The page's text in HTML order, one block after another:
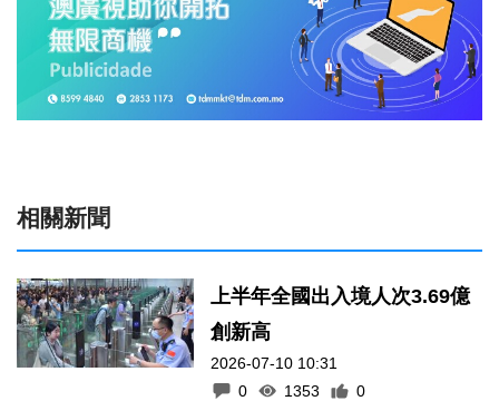
相關新聞
上半年全國出入境人次3.69億
創新高
2026-07-10 10:31
0
1353 0